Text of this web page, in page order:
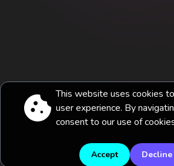
This website uses cookies
user experience. By
consent to our use of
Accept Decline